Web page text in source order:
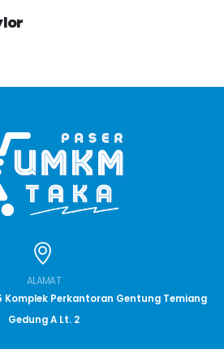
ALAMAT
Komplek Perkantoran Gentung Temiang
Gedung A Lt. 2